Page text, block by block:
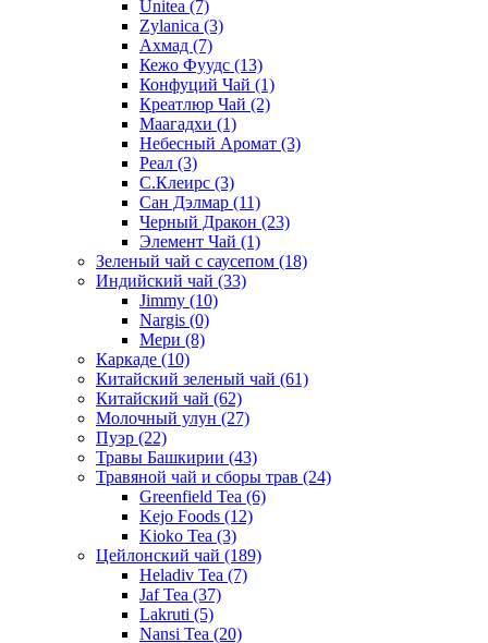
Unitea (7)
Zylanica (3)
Ахмад (7)
Кежо Фуудс (13)
Конфуций Чай (1)
Креатлюр Чай (2)
Маагадхи (1)
Небесный Аромат (3)
Реал (3)
С.Клеирс (3)
Сан Дэлмар (11)
Черный Дракон (23)
Элемент Чай (1)
Зеленый чай с саусепом (18)
Индийский чай (33)
Jimmy (10)
Nargis (0)
Мери (8)
Каркаде (10)
Китайский зеленый чай (61)
Китайский чай (62)
Молочный улун (27)
Пуэр (22)
Травы Башкирии (43)
Травяной чай и сборы трав (24)
Greenfield Tea (6)
Kejo Foods (12)
Kioko Tea (3)
Цейлонский чай (189)
Heladiv Tea (7)
Jaf Tea (37)
Lakruti (5)
Nansi Tea (20)